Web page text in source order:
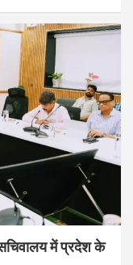
में प्रदेश के